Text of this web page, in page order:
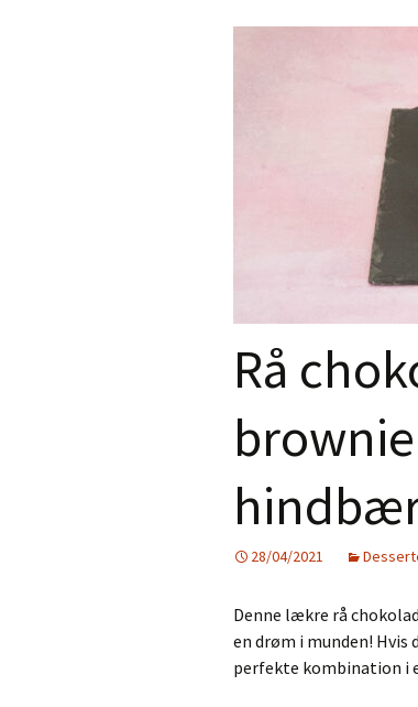
Rå
28/04/2021
Denne lækre rå
en drøm i munden!
perfekte kombination i